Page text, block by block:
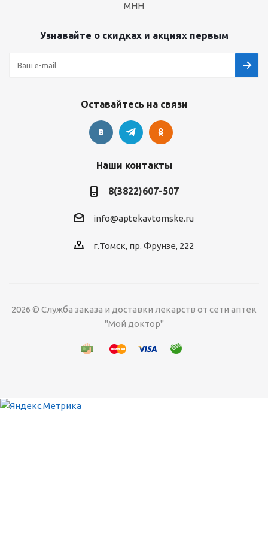
МНН
Узнавайте о скидках и акциях первым
Оставайтесь на связи
Наши контакты
8(3822)607-507
info@aptekavtomske.ru
г.Томск, пр. Фрунзе, 222
2026 © Служба заказа и доставки лекарств от сети аптек
"Мой доктор"